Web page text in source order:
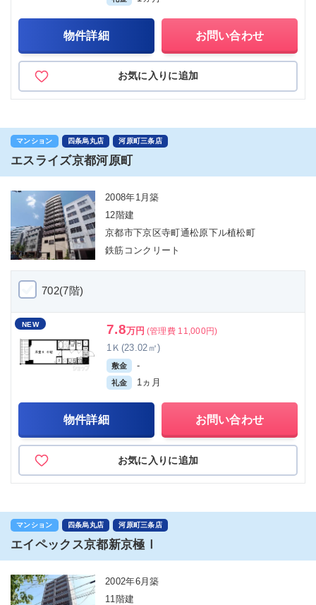
物件詳細 お問い合わせ
お気に入りに追加
マンション 四条烏丸店 河原町三条店
エスライズ京都河原町
2008年1月築
12階建
京都市下京区寺町通松原下ル植松町
鉄筋コンクリート
702(7階)
NEW 7.8万円 (管理費 11,000円)
1Ｋ(23.02㎡)
敷金 -
礼金 1ヵ月
物件詳細 お問い合わせ
お気に入りに追加
マンション 四条烏丸店 河原町三条店
エイペックス京都新京極Ⅰ
2002年6月築
11階建